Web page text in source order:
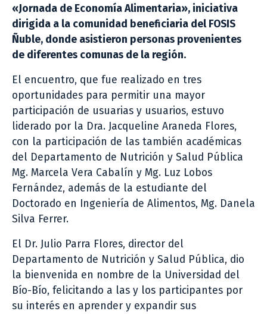
«Jornada de Economía Alimentaria», iniciativa
dirigida a la comunidad beneficiaria del FOSIS
Ñuble, donde asistieron personas provenientes
de diferentes comunas de la región.
El encuentro, que fue realizado en tres
oportunidades para permitir una mayor
participación de usuarias y usuarios, estuvo
liderado por la Dra. Jacqueline Araneda Flores,
con la participación de las también académicas
del Departamento de Nutrición y Salud Pública
Mg. Marcela Vera Cabalín y Mg. Luz Lobos
Fernández, además de la estudiante del
Doctorado en Ingeniería de Alimentos, Mg. Danela
Silva Ferrer.
El Dr. Julio Parra Flores, director del
Departamento de Nutrición y Salud Pública, dio
la bienvenida en nombre de la Universidad del
Bío-Bío, felicitando a las y los participantes por
su interés en aprender y expandir sus